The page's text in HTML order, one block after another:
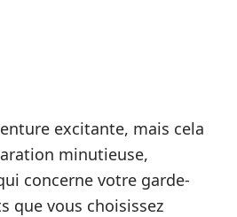
excitante, mais cela
minutieuse,
concerne votre garde-
que vous choisissez